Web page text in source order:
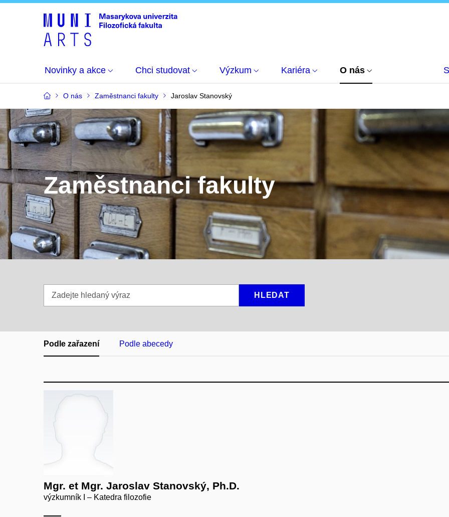
Novinky a akce Chci studovat Výzkum Kariéra O nás
O nás Zaměstnanci fakulty Jaroslav Stanovský
Zaměstnanci fakulty
hledaný
HLEDAT
Podle zařazení Podle abecedy
Mgr. et Mgr. Jaroslav Stanovský, Ph.D.
výzkumník I – Katedra filozofie